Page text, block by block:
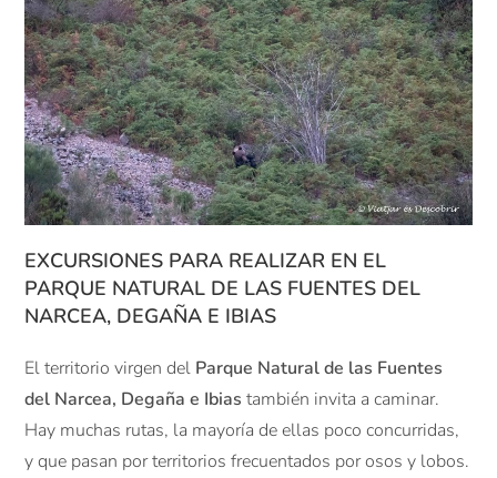
EXCURSIONES PARA REALIZAR EN EL
PARQUE NATURAL DE LAS FUENTES DEL
NARCEA, DEGAÑA E IBIAS
El territorio virgen del Parque Natural de las Fuentes
del Narcea, Degaña e Ibias también invita a caminar.
Hay muchas rutas, la mayoría de ellas poco concurridas,
y que pasan por territorios frecuentados por osos y lobos.